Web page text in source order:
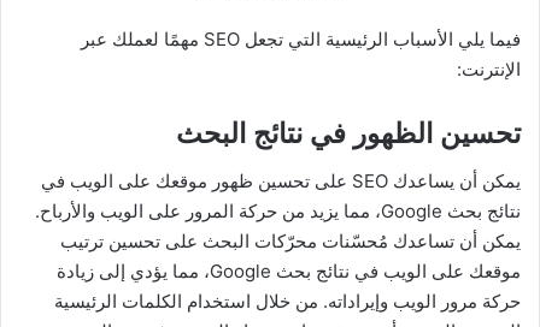
فيما يلي الأسباب الرئيسية التي تجعل SEO مهمًا لعملك عبر
الإنترنت:
تحسين الظهور في نتائج البحث
يمكن أن يساعدك SEO على تحسين ظهور موقعك على الويب في
نتائج بحث Google، مما يزيد من حركة المرور على الويب والأرباح.
يمكن أن تساعدك مُحسّنات محرّكات البحث على تحسين ترتيب
موقعك على الويب في نتائج بحث Google، مما يؤدي إلى زيادة
حركة مرور الويب وإيراداته. من خلال استخدام الكلمات الرئيسية